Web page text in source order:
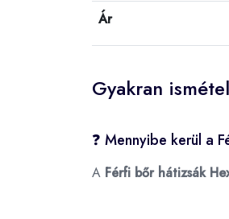
Ár
Gyakran
❓ Mennyibe kerül a
A Férfi bőr hátizsák